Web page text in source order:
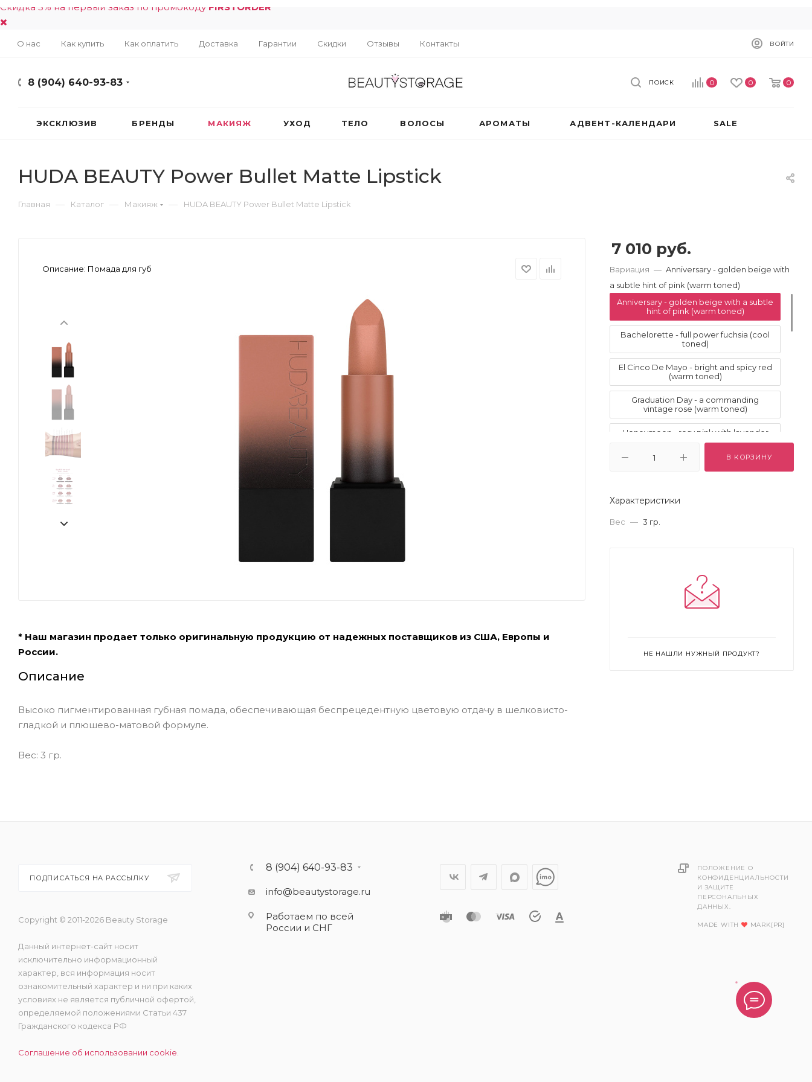
Скидка 5% на первый заказ по промокоду FIRSTORDER
О нас Как купить Как оплатить Доставка Гарантии Скидки Отзывы Контакты ВОЙТИ
8 (904) 640-93-83 0 0 0
ПОИСК
ЭКСКЛЮЗИВ БРЕНДЫ МАКИЯЖ УХОД ТЕЛО ВОЛОСЫ АРОМАТЫ АДВЕНТ-КАЛЕНДАРИ SALE
HUDA BEAUTY Power Bullet Matte Lipstick
Главная — Каталог — Макияж — HUDA BEAUTY Power Bullet Matte Lipstick
Описание: Помада для губ
* Наш магазин продает только оригинальную продукцию от надежных поставщиков из США, Европы и
России.
Описание
Высоко пигментированная губная помада, обеспечивающая беспрецедентную цветовую отдачу в шелковисто-
гладкой и плюшево-матовой формуле.
Вес: 3 гр.
7 010 руб.
Вариация — Anniversary - golden beige with
a subtle hint of pink (warm toned)
Anniversary - golden beige with a subtle
hint of pink (warm toned)
Bachelorette - full power fuchsia (cool
toned)
El Cinco De Mayo - bright and spicy red
(warm toned)
Graduation Day - a commanding
vintage rose (warm toned)
Honeymoon - rosy pink with lavender
(cool toned)
(warm toned)
Joyride - a high-powered dusty rose
(cool toned)
Pay Day - a dynamic rosy mauve (cool
toned)
В КОРЗИНУ
Характеристики
Вес — 3 гр.
НЕ НАШЛИ НУЖНЫЙ ПРОДУКТ?
ПОДПИСАТЬСЯ НА РАССЫЛКУ
Copyright © 2011-2026 Beauty Storage
Данный интернет-сайт носит
исключительно информационный
характер, вся информация носит
ознакомительный характер и ни при каких
условиях не является публичной офертой,
определяемой положениями Статьи 437
Гражданского кодекса РФ
Соглашение об использовании cookie.
8 (904) 640-93-83
info@beautystorage.ru
Работаем по всей
России и СНГ
ПОЛОЖЕНИЕ О
КОНФИДЕНЦИАЛЬНОСТИ
И ЗАЩИТЕ
ПЕРСОНАЛЬНЫХ
ДАННЫХ.
MADE WITH MARK[PR]